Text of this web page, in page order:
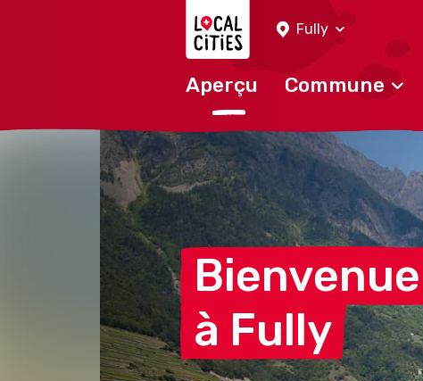
Fully
Aperçu Commune
Bienvenue
à Fully